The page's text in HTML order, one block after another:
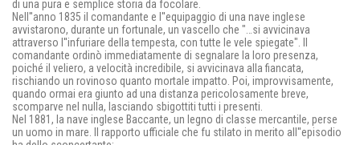
di una pura e semplice storia da focolare.
Nell''anno 1835 il comandante e l''equipaggio di una nave inglese
avvistarono, durante un fortunale, un vascello che "…si avvicinava
attraverso l''infuriare della tempesta, con tutte le vele spiegate". Il
comandante ordinò immediatamente di segnalare la loro presenza,
poiché il veliero, a velocità incredibile, si avvicinava alla fiancata,
rischiando un rovinoso quanto mortale impatto. Poi, improvvisamente,
quando ormai era giunto ad una distanza pericolosamente breve,
scomparve nel nulla, lasciando sbigottiti tutti i presenti.
Nel 1881, la nave inglese Baccante, un legno di classe mercantile, perse
un uomo in mare. Il rapporto ufficiale che fu stilato in merito all''episodio